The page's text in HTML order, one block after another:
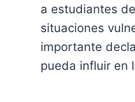
a estudiantes
situaciones
importante
pueda influir en